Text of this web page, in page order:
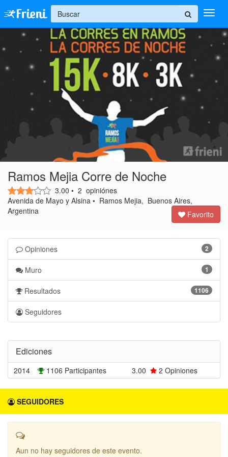
Ingresar
Inicio
+
Ramos Mejia Corre de Noche
3.00 • 2 opiniónes
Avenida de Mayo y Alsina • Ramos Mejia, Buenos Aires,
Argentina
Favorito
2
Opiniones
1
Muro
1106
Resultados
Seguidores
Ediciones
2014 1106 Participantes 3.00 2 Opiniones
SEGUIDORES
Aun no hay seguidores de este evento.